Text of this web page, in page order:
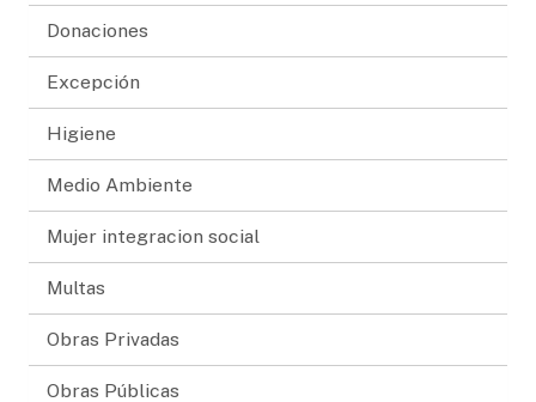
Donaciones
Excepción
Higiene
Medio Ambiente
Mujer integracion social
Multas
Obras Privadas
Obras Públicas